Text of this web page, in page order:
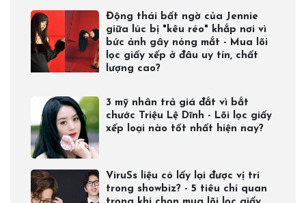
Động thái bất ngờ của Jennie
giữa lúc bị "kêu réo" khắp nơi vì
bức ảnh gây nóng mắt - Mua lõi
lọc giấy xếp ở đâu uy tín, chất
lượng cao?
3 mỹ nhân trả giá đắt vì bắt
chước Triệu Lệ Dĩnh - Lõi lọc giấy
xếp loại nào tốt nhất hiện nay?
ViruSs liệu có lấy lại được vị trí
trong showbiz? - 5 tiêu chí quan